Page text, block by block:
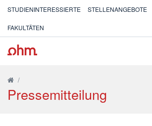
STUDIENINTERESSIERTE STELLENANGEBOTE
FAKULTÄTEN
/
Pressemitteilung